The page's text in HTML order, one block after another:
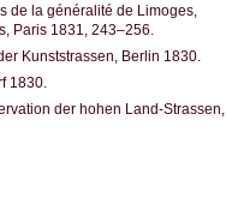
de la généralité de Limoges,
Paris 1831, 243–256.
Kunststrassen, Berlin 1830.
1830.
der hohen Land-Strassen,